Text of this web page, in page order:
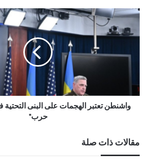
واشنطن تعتبر الهجمات على البنى التحتية
حرب"
مقالات ذات صلة